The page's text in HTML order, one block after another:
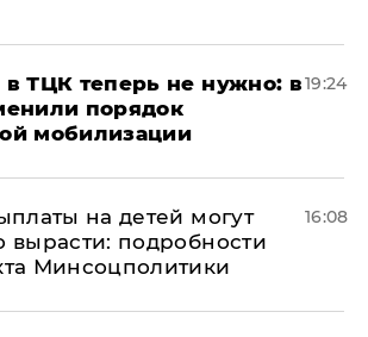
ТЦК теперь не нужно: в
порядок
мобилизации
19:24
на детей могут
вырасти: подробности
Минсоцполитики
16:08